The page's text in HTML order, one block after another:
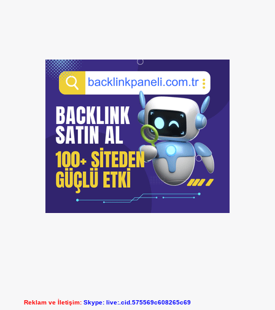
Reklam ve İletişim: Skype: live:.cid.575569c608265c69